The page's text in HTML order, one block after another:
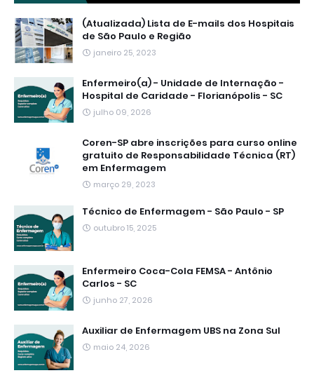
(Atualizada) Lista de E-mails dos Hospitais
de São Paulo e Região
janeiro 25, 2023
Enfermeiro(a) - Unidade de Internação -
Hospital de Caridade - Florianópolis - SC
julho 09, 2026
Coren-SP abre inscrições para curso online
gratuito de Responsabilidade Técnica (RT)
em Enfermagem
março 29, 2023
Técnico de Enfermagem - São Paulo - SP
outubro 15, 2025
Enfermeiro Coca-Cola FEMSA - Antônio
Carlos - SC
junho 27, 2026
Auxiliar de Enfermagem UBS na Zona Sul
maio 24, 2026